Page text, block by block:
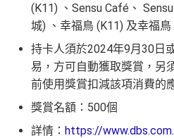
(K11) 、Sensu Café、
城) 、幸福鳥 (K11) 及幸福鳥
持卡人須於2024年9月30日
易，方可自動獲取獎賞，另
前使用獎賞扣減該項消費的
獎賞名額：500個
詳情： https://